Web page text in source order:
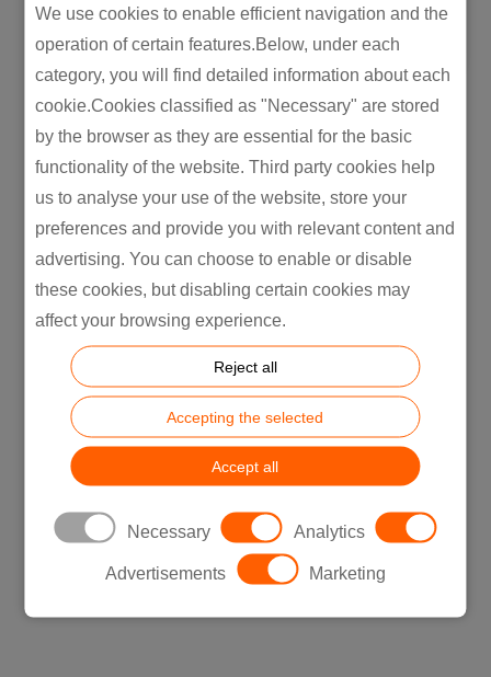
We use cookies to enable efficient navigation and the
operation of certain features.Below, under each
category, you will find detailed information about each
cookie.Cookies classified as "Necessary" are stored
by the browser as they are essential for the basic
functionality of the website. Third party cookies help
us to analyse your use of the website, store your
preferences and provide you with relevant content and
advertising. You can choose to enable or disable
these cookies, but disabling certain cookies may
affect your browsing experience.
Reject all
Accepting the selected
Accept all
Necessary Analytics
Advertisements Marketing
OEM/ODM globális gyártási
szakértelem biztosítása
Vertikális integráció és a teljes